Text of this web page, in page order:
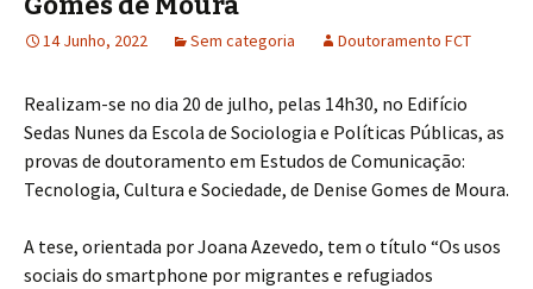
14 Junho, 2022 Sem categoria Doutoramento FCT
Realizam-se no dia 20 de julho, pelas 14h30, no Edifício
Sedas Nunes da Escola de Sociologia e Políticas Públicas, as
provas de doutoramento em Estudos de Comunicação:
Tecnologia, Cultura e Sociedade, de Denise Gomes de Moura.
A tese, orientada por Joana Azevedo, tem o título “Os usos
sociais do smartphone por migrantes e refugiados